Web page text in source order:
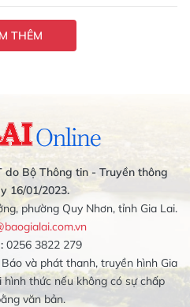
THÊM
do Bộ Thông tin - Truyền thông
16/01/2023.
phường Quy Nhơn, tỉnh Gia Lai.
0256 3822 279
và phát thanh, truyền hình Gia
hình thức nếu không có sự chấp
văn bản.